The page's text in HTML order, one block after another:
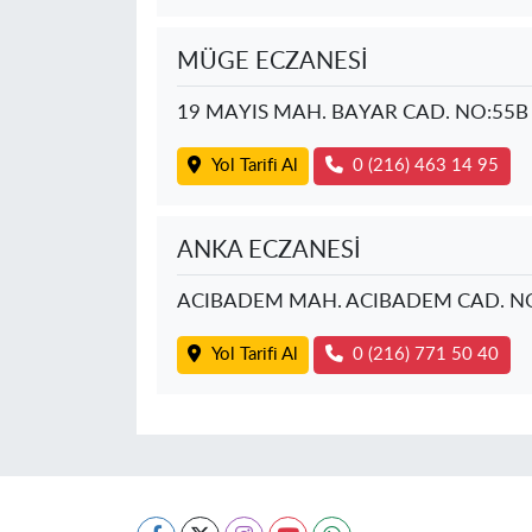
MÜGE ECZANESİ
19 MAYIS MAH. BAYAR CAD. NO:55B
Yol Tarifi Al 0 (216) 463 14 95
ANKA ECZANESİ
ACIBADEM MAH. ACIBADEM CAD.
Yol Tarifi Al 0 (216) 771 50 40